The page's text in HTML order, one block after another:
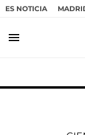
ES NOTICIA
menu